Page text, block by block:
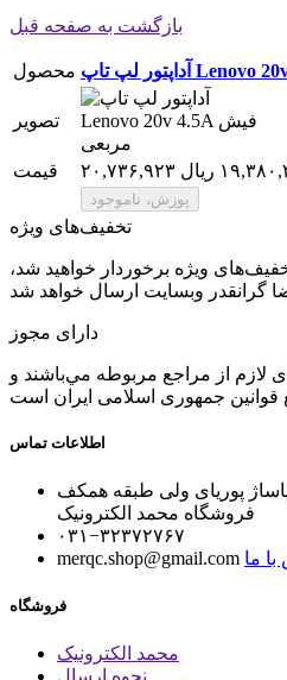
بازگشت به صفحه قبل
محصول
تصویر
قیمت ریال
تخفیف‌های ویژه
ویژه برخوردار خواهید شد،
دارای مجوز
لازم از مراجع مربوطه مي‌باشند و
اطلاعات تماس
پوریای ولی طبقه همکف
فروشگاه محمد الکترونیک
۰۳۱−۳۲۳۷۲۷۶۷
merqc.shop@gmail.com ما
فروشگاه
محمد الکترونیک
نحوه ارسال